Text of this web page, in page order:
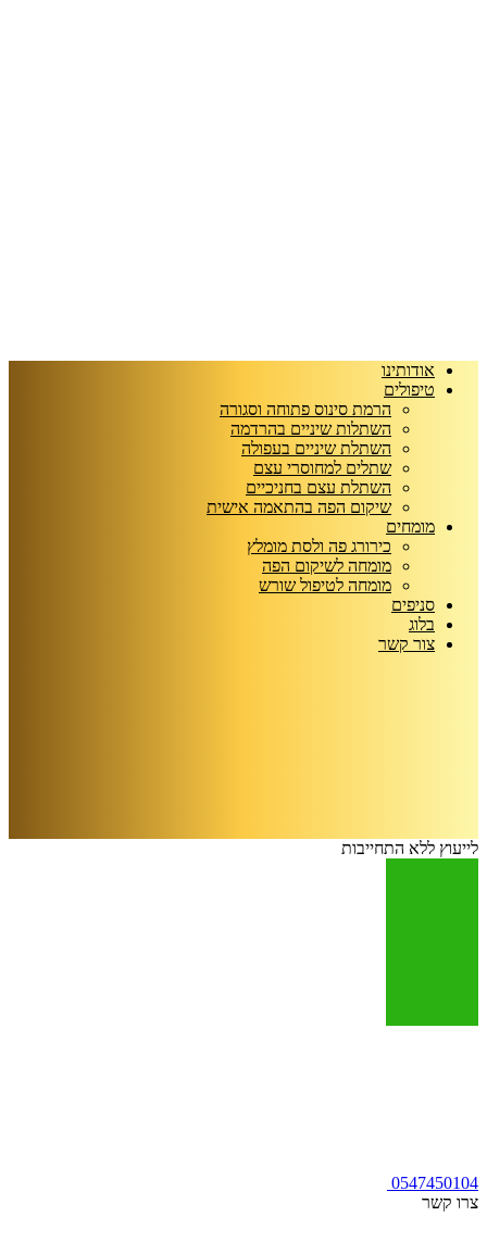
אודותינו
טיפולים
הרמת סינוס פתוחה וסגורה
השתלות שיניים בהרדמה
השתלת שיניים בעפולה
שתלים למחוסרי עצם
השתלת עצם בחניכיים
שיקום הפה בהתאמה אישית
מומחים
כירורג פה ולסת מומלץ
מומחה לשיקום הפה
מומחה לטיפול שורש
סניפים
בלוג
צור קשר
לייעוץ ללא התחייבות
0547450104
צרו קשר